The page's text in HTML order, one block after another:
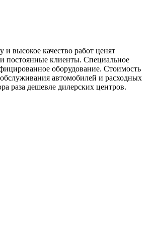
высокое качество работ ценят
постоянные клиенты. Специальное
оборудование. Стоимость
автомобилей и расходных
раза дешевле дилерских центров.